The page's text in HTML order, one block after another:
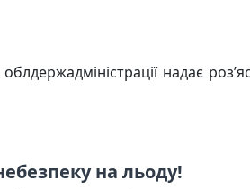
надає
на льоду!